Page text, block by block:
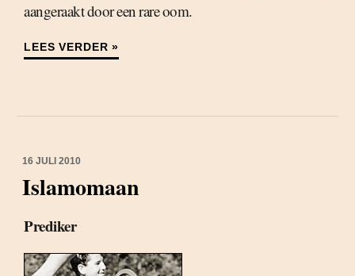
aangeraakt door een rare oom.
LEES VERDER »
16 JULI 2010
Islamomaan
Prediker